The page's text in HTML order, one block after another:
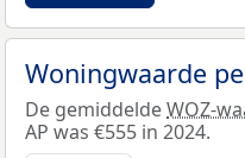
Woningwaarde
De gemiddeldeWOZ-
AP was €555 in 2024.